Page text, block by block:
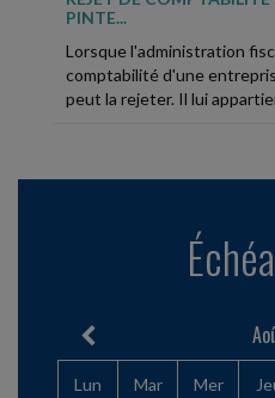
PINTE...
Lorsque l'administration
comptabilité d'une
peut la rejeter. Il lui
En lutte avec le directeur
elle reprochait des «
Vie des affaires-30/07/
Lun Mar Mer